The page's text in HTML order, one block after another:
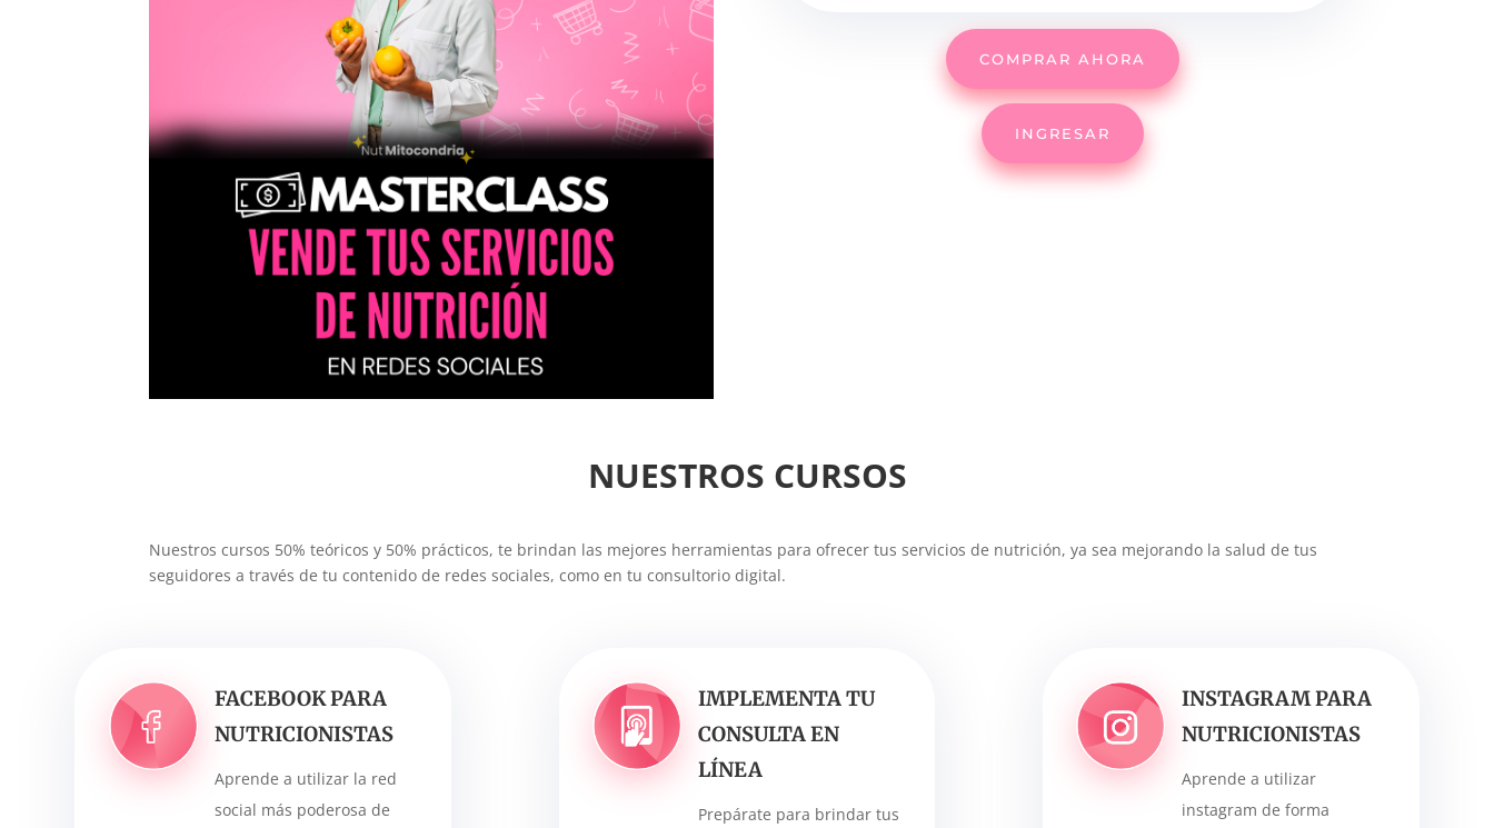
COMPRAR AHORA
INGRESAR
NUESTROS CURSOS
Nuestros cursos 50% teóricos y 50% prácticos, te brindan las mejores herramientas para ofrecer tus servicios de nutrición, ya sea mejorando la salud de tus
seguidores a través de tu contenido de redes sociales, como en tu consultorio digital.
FACEBOOK PARA
NUTRICIONISTAS
Aprende a utilizar la red
social más poderosa de
IMPLEMENTA TU
CONSULTA EN
LÍNEA
Prepárate para brindar tus
INSTAGRAM PARA
NUTRICIONISTAS
Aprende a utilizar
instagram de forma